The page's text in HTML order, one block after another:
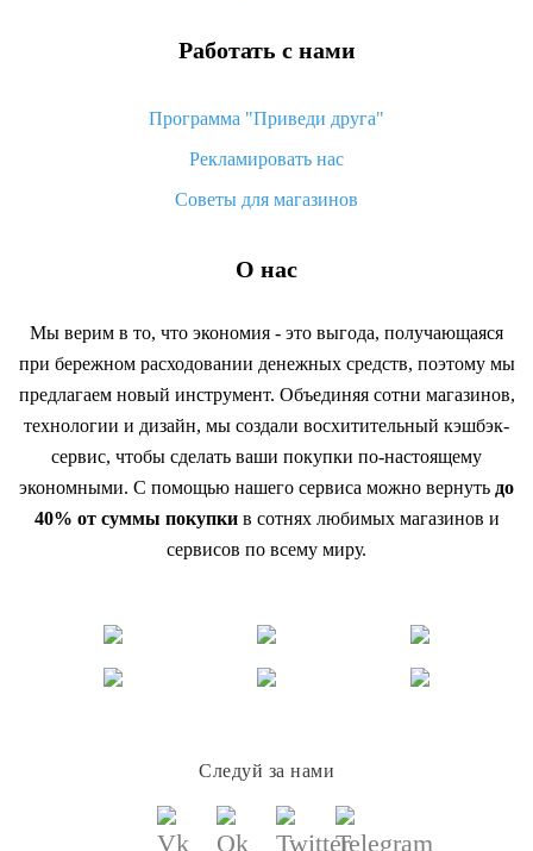
Работать с нами
Программа "Приведи друга"
Рекламировать нас
Советы для магазинов
О нас
Мы верим в то, что экономия - это выгода, получающаяся
при бережном расходовании денежных средств, поэтому мы
предлагаем новый инструмент. Объединяя сотни магазинов,
технологии и дизайн, мы создали восхитительный кэшбэк-
сервис, чтобы сделать ваши покупки по-настоящему
экономными. С помощью нашего сервиса можно вернуть до
40% от суммы покупкив сотнях любимых магазинов и
сервисов по всему миру.
Следуй за нами